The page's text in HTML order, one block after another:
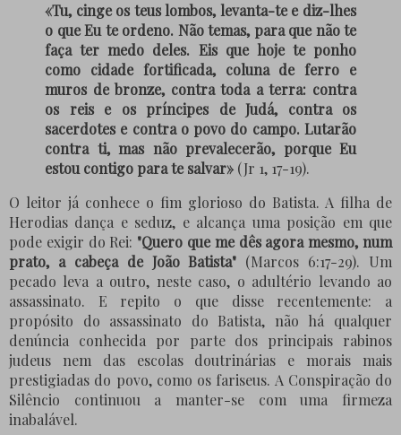
«Tu, cinge os teus lombos, levanta-te e diz-lhes
o que Eu te ordeno. Não temas, para que não te
faça ter medo deles. Eis que hoje te ponho
como cidade fortificada, coluna de ferro e
muros de bronze, contra toda a terra: contra
os reis e os príncipes de Judá, contra os
sacerdotes e contra o povo do campo. Lutarão
contra ti, mas não prevalecerão, porque Eu
estou contigo para te salvar» (Jr 1, 17-19).
O leitor já conhece o fim glorioso do Batista. A filha de
Herodias dança e seduz, e alcança uma posição em que
pode exigir do Rei: "Quero que me dês agora mesmo, num
prato, a cabeça de João Batista" (Marcos 6:17-29). Um
pecado leva a outro, neste caso, o adultério levando ao
assassinato. E repito o que disse recentemente: a
propósito do assassinato do Batista, não há qualquer
denúncia conhecida por parte dos principais rabinos
judeus nem das escolas doutrinárias e morais mais
prestigiadas do povo, como os fariseus. A Conspiração do
Silêncio continuou a manter-se com uma firmeza
inabalável.